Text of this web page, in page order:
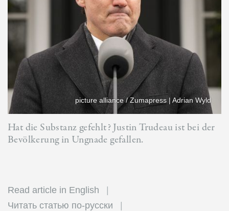
picture alliance / Zumapress | Adrian Wyld
Hat die Substanz gefehlt? Justin Trudeau ist bei der
Bevölkerung in Ungnade gefallen.
Read article in English
Читать статью по-русски